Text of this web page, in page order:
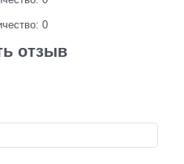
0
отзыв